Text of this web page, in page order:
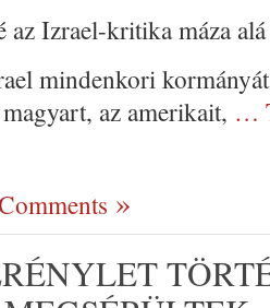
az Izrael-kritika máza
mindenkori
az amerikait, …